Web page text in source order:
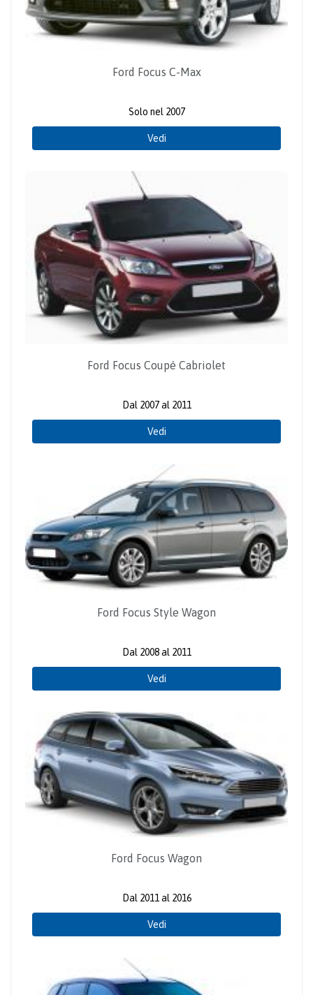
Ford Focus C-Max
Solo nel 2007
Vedi
Ford Focus Coupé Cabriolet
Dal 2007 al 2011
Vedi
Ford Focus Style Wagon
Dal 2008 al 2011
Vedi
Ford Focus Wagon
Dal 2011 al 2016
Vedi